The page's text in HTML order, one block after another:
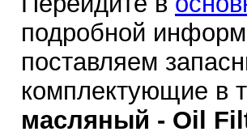
подробной
поставляем
комплектующие в
масляный - Oil